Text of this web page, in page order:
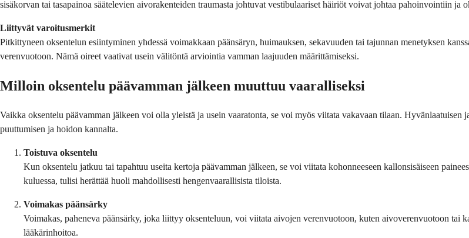
sisäkorvan tai tasapainoa säätelevien aivorakenteiden traumasta johtuvat vestibulaariset häiriöt voivat johtaa pahoinvointiin ja
Liittyvät varoitusmerkit
Pitkittyneen oksentelun esiintyminen yhdessä voimakkaan päänsäryn, huimauksen, sekavuuden tai tajunnan menetyksen
verenvuotoon. Nämä oireet vaativat usein välitöntä arviointia vamman laajuuden määrittämiseksi.
Milloin oksentelu päävamman jälkeen muuttuu vaaralliseksi
Vaikka oksentelu päävamman jälkeen voi olla yleistä ja usein vaaratonta, se voi myös viitata vakavaan tilaan. Hyvänlaatuisen
puuttumisen ja hoidon kannalta.
Toistuva oksentelu
Kun oksentelu jatkuu tai tapahtuu useita kertoja päävamman jälkeen, se voi viitata kohonneeseen kallonsisäiseen
kuluessa, tulisi herättää huoli mahdollisesti hengenvaarallisista tiloista.
Voimakas päänsärky
Voimakas, paheneva päänsärky, joka liittyy oksenteluun, voi viitata aivojen verenvuotoon, kuten aivoverenvuotoon tai
lääkärinhoitoa.